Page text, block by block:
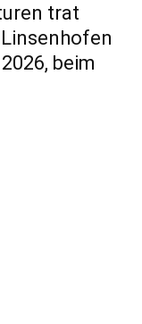
trat
beim